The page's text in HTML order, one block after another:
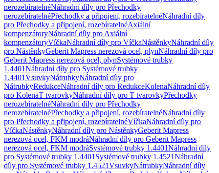
nerozebíratelnéNáhradní díly pro Přechodky
nerozebíratelnéPřechodky a připojení, rozebíratelnéNáhradní díly
pro Přechodky a připojení, rozebíratelnéAxiální
kompenzátoryNáhradní díly pro Axiální
kompenzátoryVíčkaNáhradní díly pro VíčkaNástěnkyNáhradní díly
pro NástěnkyGeberit Mapress nerezová ocel, plynNáhradní díly pro
Geberit Mapress nerezová ocel, plynSystémové trubky
1.4401Náhradní díly pro Systémové trubky
1.4401VsuvkyNátrubkyNáhradní díly pro
NátrubkyRedukceNáhradní díly pro RedukceKolenaNáhradní díly
pro KolenaT tvarovkyNáhradní díly pro T tvarovkyPřechodky
nerozebíratelnéNáhradní díly pro Přechodky
nerozebíratelnéPřechodky a připojení, rozebíratelnéNáhradní díly
pro Přechodky a připojení, rozebíratelnéVíčkaNáhradní díly pro
VíčkaNástěnkyNáhradní díly pro NástěnkyGeberit Mapress
nerezová ocel, FKM modráNáhradní díly pro Geberit Mapress
nerezová ocel, FKM modráSystémové trubky 1.4401Náhradní díly
pro Systémové trubky 1.4401 Systémové trubky 1.4521Náhradní
díly pro Systémové trubky 1.4521VsuvkyNátrubkyNáhradní díly